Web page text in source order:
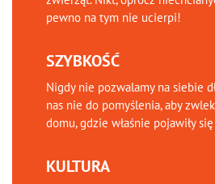
pewno na tym nie ucierpi!
SZYBKOŚĆ
Nigdy nie pozwalamy na siebie
nas nie do pomyślenia, aby
domu, gdzie właśnie pojawiły
KULTURA